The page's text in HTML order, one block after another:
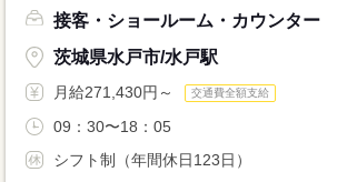
接客・ショールーム・カウンター
茨城県水戸市/水戸駅
月給271,430円～ 交通費全額支給
09：30〜18：05
シフト制（年間休日123日）